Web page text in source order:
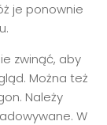
je ponownie
zwinąć, aby
Można też
Należy
W